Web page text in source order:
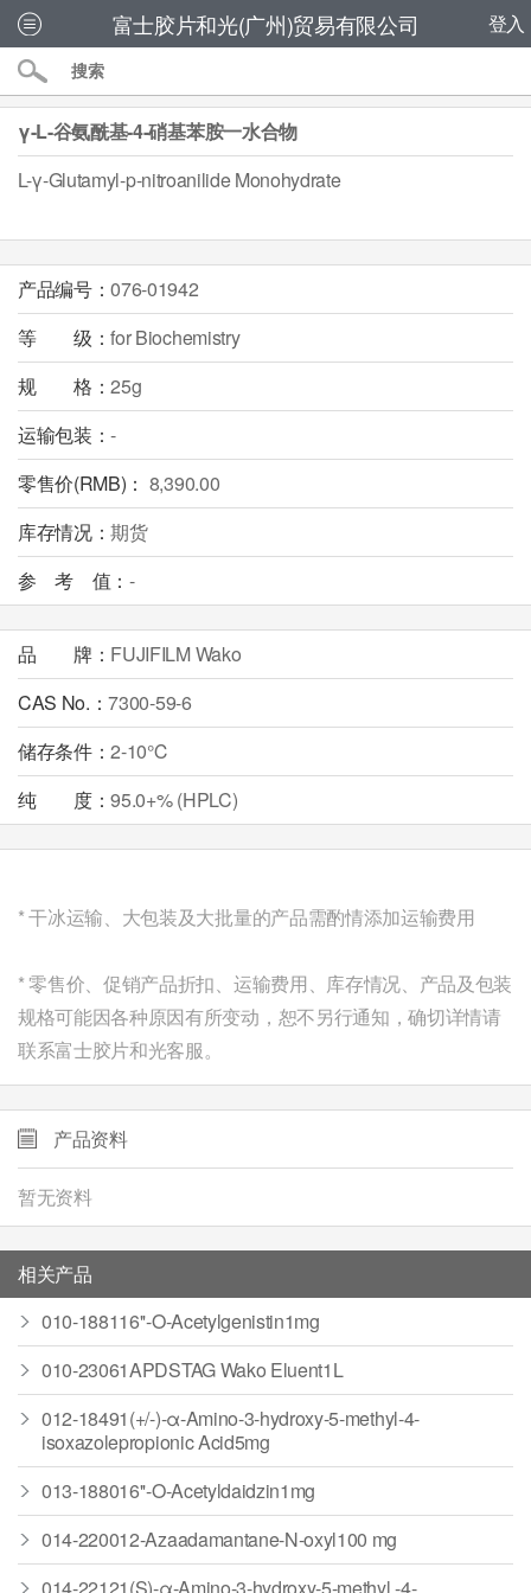
富士胶片和光(广州)贸易有限公司 登入
γ-L-谷氨酰基-4-硝基苯胺一水合物
L-γ-Glutamyl-p-nitroanilide Monohydrate
产品编号：076-01942
等 级：for Biochemistry
规 格：25g
运输包装：-
零售价(RMB)： 8,390.00
库存情况：期货
参 考 值：-
品 牌： FUJIFILM Wako
CAS No.：7300-59-6
储存条件：2-10℃
纯 度：95.0+% (HPLC)
* 干冰运输、大包装及大批量的产品需酌情添加运输费用
* 零售价、促销产品折扣、运输费用、库存情况、 产品及包装
规格可能因各种原因有所变动，恕不另行通知，确切详情请
联系富士胶片和光客服。
产品资料
暂无资料
相关产品
010-188116''-O-Acetylgenistin1mg
010-23061APDSTAG Wako Eluent1L
012-18491(+/-)-α-Amino-3-hydroxy-5-methyl-4-
isoxazolepropionic Acid5mg
013-188016''-O-Acetyldaidzin1mg
014-220012-Azaadamantane-N-oxyl100 mg